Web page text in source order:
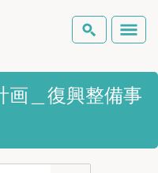
検索
画＿復興整備事